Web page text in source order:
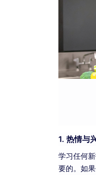
1. 热情与
学习任何
要的。如